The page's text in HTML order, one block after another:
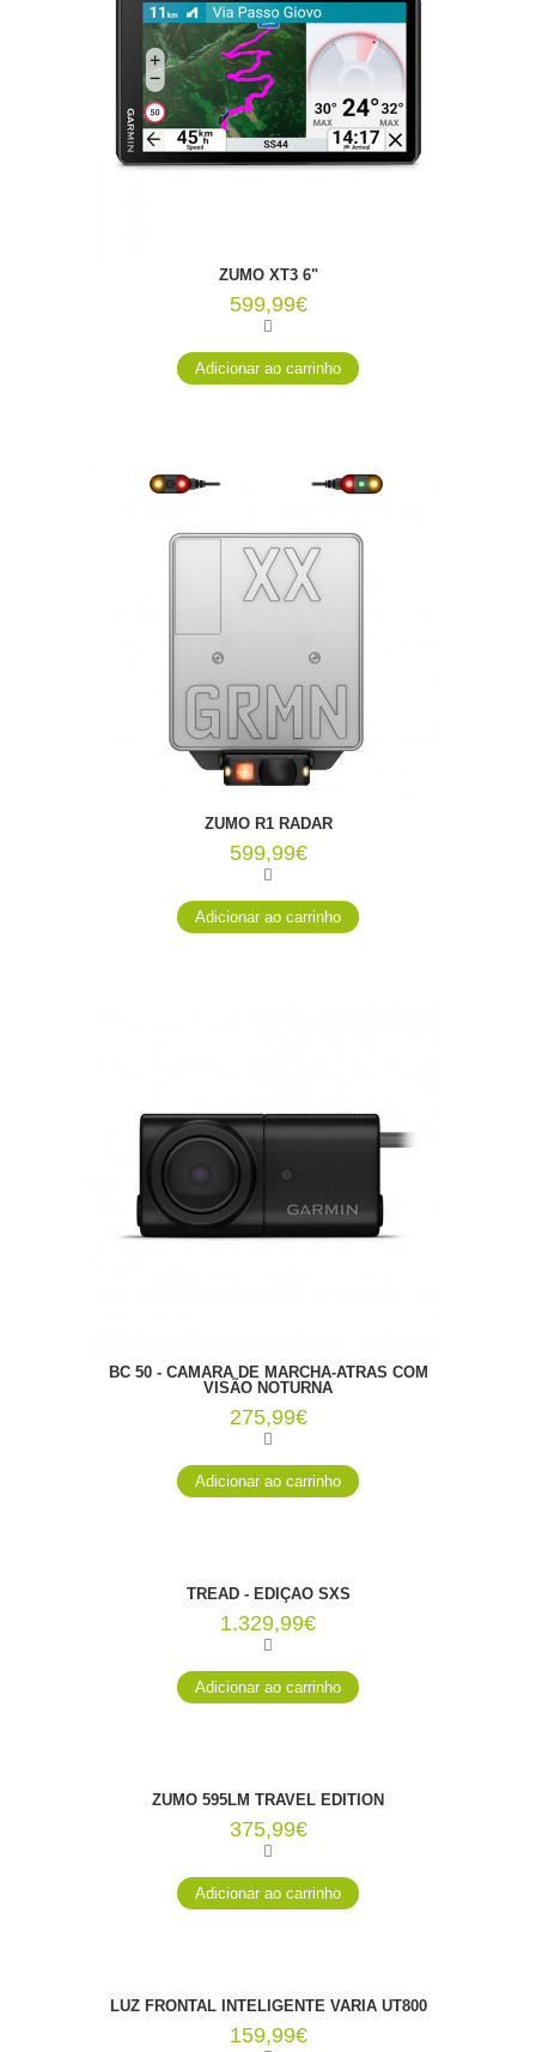
ZŪMO XT3 6"
599,99€
ZŪMO R1 RADAR
599,99€
BC 50 - CÂMARA DE MARCHA-ATRÁS COM
VISÃO NOTURNA
275,99€
TREAD - EDIÇÃO SXS
1.329,99€
ZŪMO 595LM TRAVEL EDITION
375,99€
LUZ FRONTAL INTELIGENTE VARIA UT800
159,99€